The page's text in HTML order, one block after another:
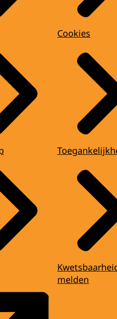
Cookies
melden